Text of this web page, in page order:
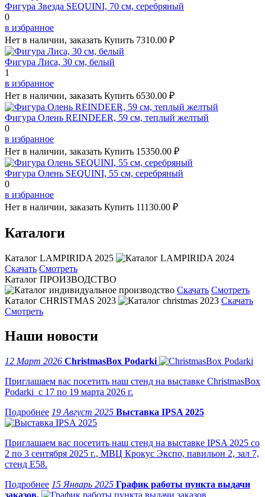
Фигура Звезда SEQUINI, 70 см, серебряный
0
в избранное
Нет в наличии, заказать Купить 7310.00 ₽
Фигура Лиса, 30 см, белый
1
в избранное
Нет в наличии, заказать Купить 6530.00 ₽
Фигура Олень REINDEER, 59 см, теплый желтый
0
в избранное
Нет в наличии, заказать Купить 15350.00 ₽
Фигура Олень SEQUINI, 55 см, серебряный
0
в избранное
Нет в наличии, заказать Купить 11130.00 ₽
Каталоги
Каталог LAMPIRIDA 2025
Скачать Смотреть
Каталог ПРОИЗВОДСТВО
Скачать Смотреть
Каталог CHRISTMAS 2023
Скачать
Смотреть
Наши новости
12 Март 2026 ChristmasBox Podarki
Приглашаем вас посетить наш стенд на выставке ChristmasBox
Podarki с 17 по 19 марта 2026 г.
19 Август 2025 Выставка IPSA 2025
Приглашаем вас посетить наш стенд на выставке IPSA 2025 со
2 по 3 сентября 2025 г., МВЦ Крокус Экспо, павильон 2, зал 7,
стенд Е58.
15 Январь 2025 График работы пункта выдачи